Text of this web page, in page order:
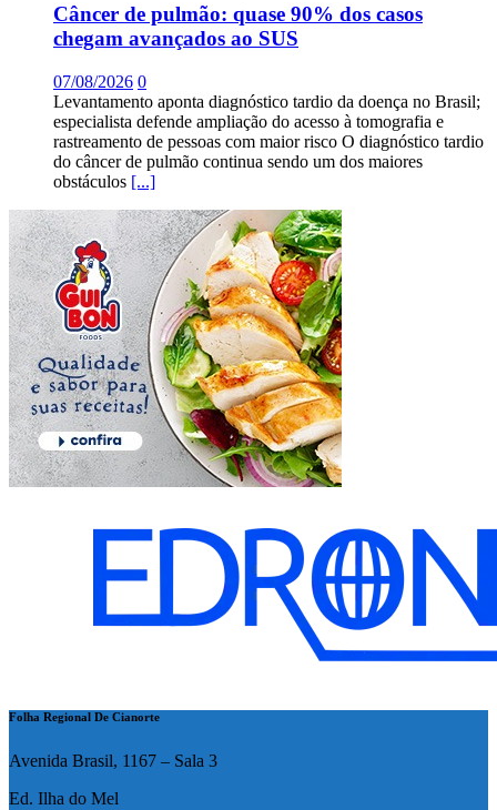
Câncer de pulmão: quase 90% dos casos
chegam avançados ao SUS
07/08/2026 0
Levantamento aponta diagnóstico tardio da doença no Brasil;
especialista defende ampliação do acesso à tomografia e
rastreamento de pessoas com maior risco O diagnóstico tardio
do câncer de pulmão continua sendo um dos maiores
obstáculos [...]
Folha Regional De Cianorte
Avenida Brasil, 1167 – Sala 3
Ed. Ilha do Mel